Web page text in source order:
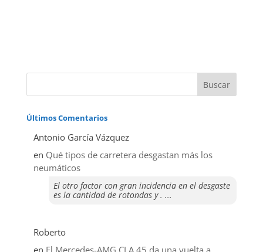
Últimos Comentarios
Antonio García Vázquez
en Qué tipos de carretera desgastan más los
neumáticos
El otro factor con gran incidencia en el desgaste
es la cantidad de rotondas y . ...
Roberto